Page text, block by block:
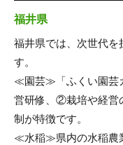
福井県
福井県では、次世代を
す。
≪園芸≫「ふくい園芸
営研修、②栽培や経営
制が特徴です。
≪水稲≫県内の水稲農